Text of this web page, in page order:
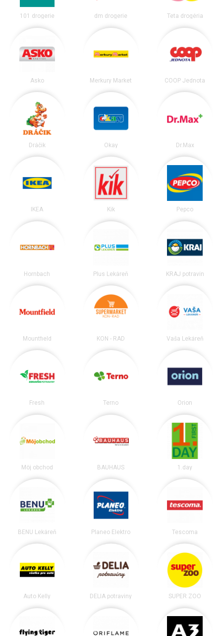
101 drogerie dm drogerie Teta drogéria
Asko Merkury Market COOP Jednota
Dráčik Okay Dr.Max
IKEA Kik Pepco
Hornbach Plus Lekáreň KRAJ potravín
Mountfield KON - RAD Vaša Lekáreň
Fresh Terno Orion
Môj obchod BAUHAUS 1.day
BENU Lekáreň Planeo Elektro Tescoma
Auto Kelly DELIA potraviny SUPER ZOO